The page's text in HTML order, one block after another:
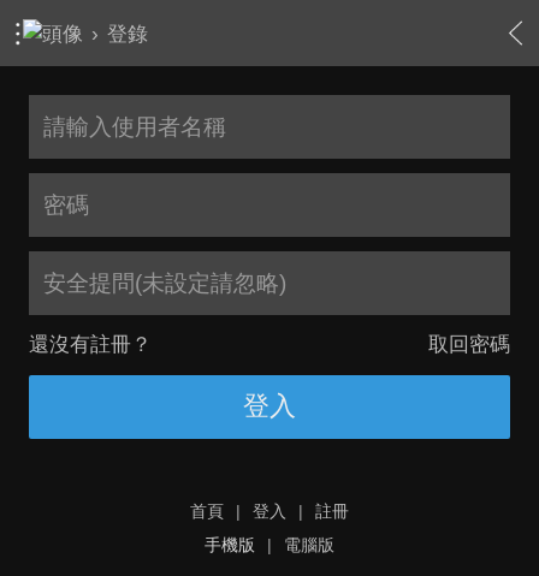
› 登錄
安全提問(未設定請忽略)
還沒有註冊？ 取回密碼
登入
首頁 | 登入 |
註冊
手機版
| 電腦版